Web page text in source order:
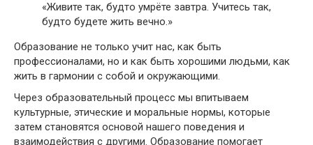
«Живите так, будто умрёте завтра. Учитесь так,
будто будете жить вечно.»
Образование не только учит нас, как быть
профессионалами, но и как быть хорошими людьми, как
жить в гармонии с собой и окружающими.
Через образовательный процесс мы впитываем
культурные, этические и моральные нормы, которые
затем становятся основой нашего поведения и
взаимодействия с другими. Образование помогает